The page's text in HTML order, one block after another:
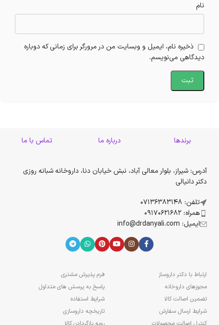
نام
ذخیره نام، ایمیل و وبسایت من در مرورگر برای زمانی که دوباره
دیدگاهی می‌نویسم.
برندها درباره ما تماس با ما
آدرس: شیراز، بلوار معالی آباد، نبش خیابان دنا، داروخانه شبانه روزی
دکتر دانیالی
تلفن: 07136383148
همراه: 09170621682
ایمیل: info@drdanyali.com
ارتباط با دکتر داروساز
مجوزهای داروخانه
تضمین اصالت کالا
شرایط ارسال سفارش
فرم پذیرش مشتری
پاسخ به پرسش های متداول
شرایط استفاده
تاریخچه داروسازی